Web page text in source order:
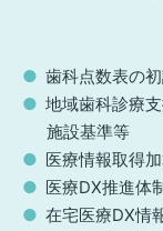
歯科点数表の
地域歯科診療
施設基準等
医療情報取得
医療DX推進体
在宅医療DX情